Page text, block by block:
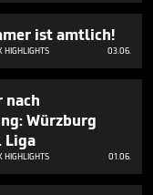
ist amtlich!
HIGHLIGHTS 03.06.
Würzburg
Liga
HIGHLIGHTS 01.06.